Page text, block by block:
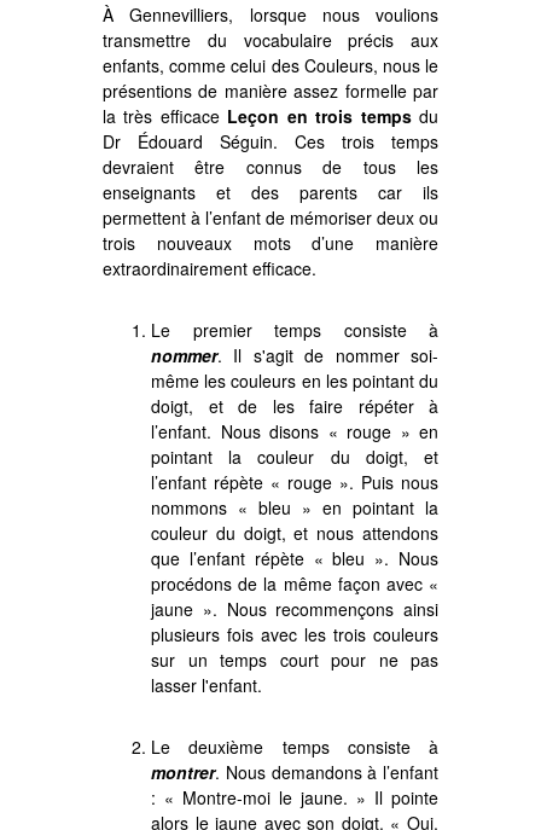
À Gennevilliers, lorsque nous voulions
transmettre du vocabulaire précis aux
enfants, comme celui des Couleurs, nous le
présentions de manière assez formelle par
la très efficace Leçon en trois tempsdu
Dr Édouard Séguin. Ces trois temps
devraient être connus de tous les
enseignants et des parents car ils
permettent à l’enfant de mémoriser deux ou
trois nouveaux mots d’une manière
extraordinairement efficace.
Le premier temps consiste à
nommer. Il s'agit de nommer soi-
même les couleurs en les pointant du
doigt, et de les faire répéter à
l’enfant. Nous disons « rouge » en
pointant la couleur du doigt, et
l’enfant répète « rouge ». Puis nous
nommons « bleu » en pointant la
couleur du doigt, et nous attendons
que l’enfant répète « bleu ». Nous
procédons de la même façon avec «
jaune ». Nous recommençons ainsi
plusieurs fois avec les trois couleurs
sur un temps court pour ne pas
lasser l'enfant.
Le deuxième temps consiste à
montrer. Nous demandons à l’enfant
: « Montre-moi le jaune. » Il pointe
alors le jaune avec son doigt. « Oui,